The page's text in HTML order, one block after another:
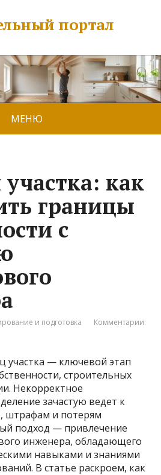
портал
МЕНЮ
участка: как
границы
с
и подготовка
Комментарии:
участка — ключевой этап
строительных
Некорректное
зачастую ведет к
штрафам и потерям
подход — привлечение
инженера, обладающего
навыками и знаниями
В статье раскроем, как